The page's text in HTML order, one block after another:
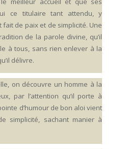
ce titulaire tant attendu, y
fait de paix et de simplicité. Une
de la parole divine, qu’il
à tous, sans rien enlever à la
délivre.
on découvre un homme à la
par l’attention qu’il porte à
d’humour de bon aloi vient
simplicité, sachant manier à